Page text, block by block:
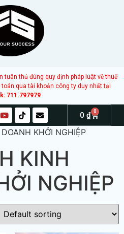
tuân thủ đúng quy định pháp luật về thuế
qua tài khoản công ty duy nhất tại
711.797979
0 ₫ 0
KHỞI NGHIỆP
KINH
NGHIỆP